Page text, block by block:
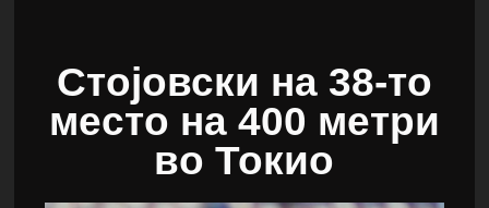
Стојовски на 38-то
место на 400 метри
во Токио